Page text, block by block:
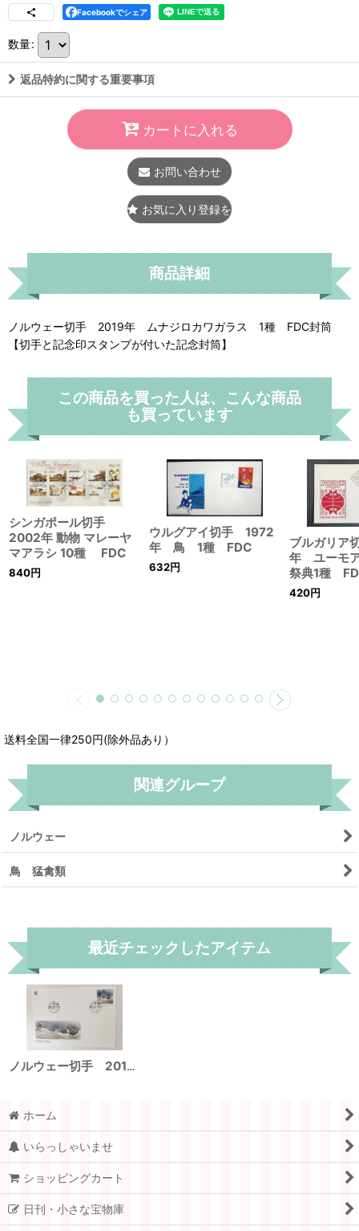
Facebookでシェア
数量:
返品特約に関する重要事項
カートに入れる
お問い合わせ
お気に入り登録をする
商品詳細
ノルウェー切手 2019年 ムナジロカワガラス 1種 FDC封筒
【切手と記念印スタンプが付いた記念封筒】
この商品を買った人は、こんな商品
も買っています
シンガポール切手
2002年 動物 マレーヤ
マアラシ 10種 FDC
840円
ウルグアイ切手 1972
年 鳥 1種 FDC
632円
ブルガリ
年 ユーモ
祭典1種
420円
送料全国一律250円(除外品あり）
関連グループ
ノルウェー
鳥 猛禽類
最近チェックしたアイテム
ノルウェー切手 2019年 ムナジロカワガラス 1種 FDC封筒
ホーム
いらっしゃいませ
ショッピングカート
日刊・小さな宝物庫